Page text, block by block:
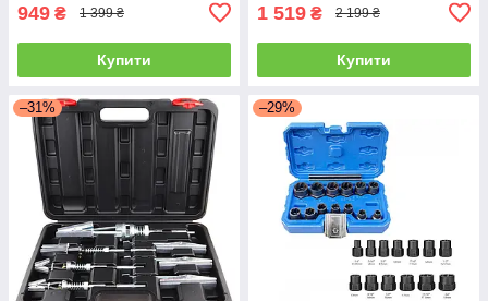
949 ₴ 1 399 ₴
Купити
1 519 ₴ 2 199 ₴
Купити
–31% –29%